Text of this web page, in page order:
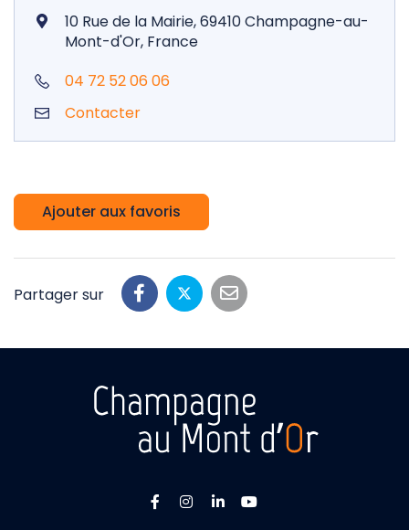
10 Rue de la Mairie, 69410 Champagne-au-
Mont-d'Or, France
04 72 52 06 06
Contacter
Ajouter aux favoris
Partager sur
Lien vers le compte Facebook
Lien vers le compte
Lien vers le compte